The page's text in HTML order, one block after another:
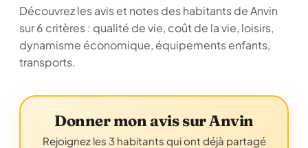
Découvrez les avis et notes des habitants de Anvin
sur 6 critères : qualité de vie, coût de la vie, loisirs,
dynamisme économique, équipements enfants,
transports.
Donner mon avis sur Anvin
Rejoignez les 3 habitants qui ont déjà partagé